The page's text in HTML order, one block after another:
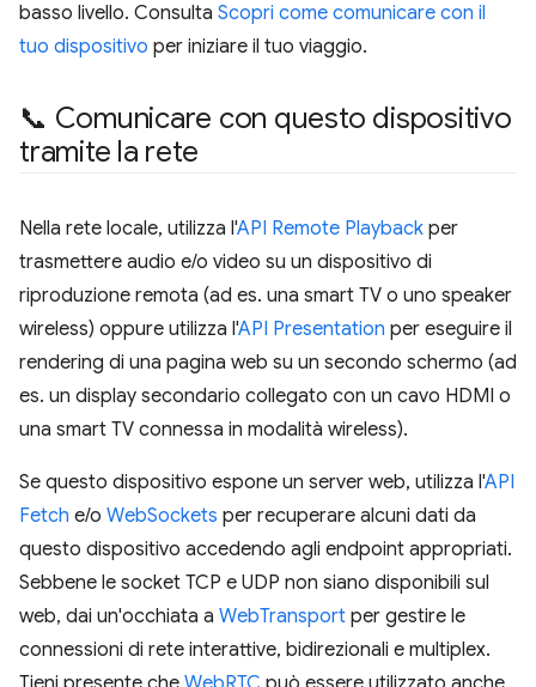
basso livello. Consulta Scopri come comunicare con il
tuo dispositivo per iniziare il tuo viaggio.
📞 Comunicare con questo dispositivo
tramite la rete
Nella rete locale, utilizza l'API Remote Playback per
trasmettere audio e/o video su un dispositivo di
riproduzione remota (ad es. una smart TV o uno speaker
wireless) oppure utilizza l'API Presentation per eseguire il
rendering di una pagina web su un secondo schermo (ad
es. un display secondario collegato con un cavo HDMI o
una smart TV connessa in modalità wireless).
Se questo dispositivo espone un server web, utilizza l'API
Fetch e/o WebSockets per recuperare alcuni dati da
questo dispositivo accedendo agli endpoint appropriati.
Sebbene le socket TCP e UDP non siano disponibili sul
web, dai un'occhiata a WebTransport per gestire le
connessioni di rete interattive, bidirezionali e multiplex.